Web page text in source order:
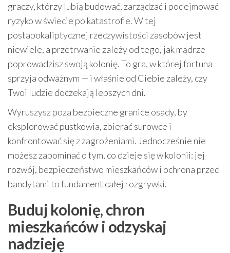
graczy, którzy lubią budować, zarządzać i podejmować
ryzyko w świecie po katastrofie. W tej
postapokaliptycznej rzeczywistości zasobów jest
niewiele, a przetrwanie zależy od tego, jak mądrze
poprowadzisz swoją kolonię. To gra, w której fortuna
sprzyja odważnym — i właśnie od Ciebie zależy, czy
Twoi ludzie doczekają lepszych dni.
Wyruszysz poza bezpieczne granice osady, by
eksplorować pustkowia, zbierać surowce i
konfrontować się z zagrożeniami. Jednocześnie nie
możesz zapominać o tym, co dzieje się w kolonii: jej
rozwój, bezpieczeństwo mieszkańców i ochrona przed
bandytami to fundament całej rozgrywki.
Buduj kolonię, chron
mieszkańców i odzyskaj
nadzieję